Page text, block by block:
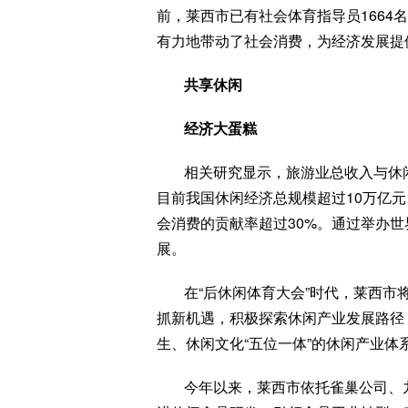
前，莱西市已有社会体育指导员1664
有力地带动了社会消费，为经济发展
共享休闲
经济大蛋糕
相关研究显示，旅游业总收入与
目前我国休闲经济总规模超过10万亿
会消费的贡献率超过30%。通过举办
展。
在“后休闲体育大会”时代，莱西
抓新机遇，积极探索休闲产业发展路
生、休闲文化“五位一体”的休闲产业
今年以来，莱西市依托雀巢公司